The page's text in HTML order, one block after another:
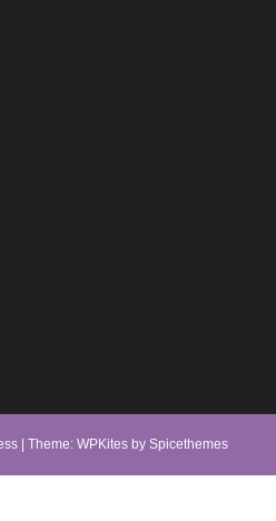
| Theme: WPKites by Spicethemes